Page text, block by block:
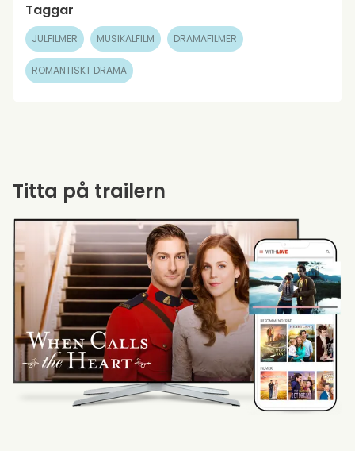
Taggar
JULFILMER MUSIKALFILM DRAMAFILMER
ROMANTISKT DRAMA
Titta på trailern